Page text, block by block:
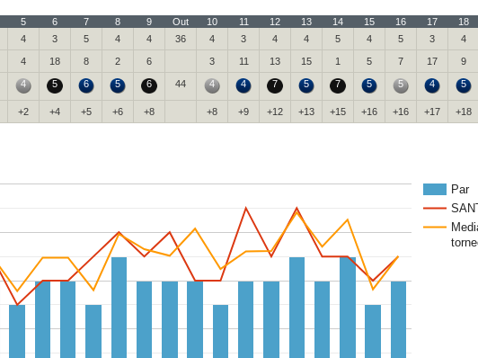
5 6 7 8 9 Out 10 11 12 13 14 15 16 17
18
4 3 5 4 4 36 4 3 4 4 5 4 5 3 4
4 18 8 2 6 3 11 13 15 1 5 7 17 9
4 5 6 5 6 44 4 4 7 5 7 5 5 4 5
+2 +4 +5 +6 +8 +8 +9 +12 +13 +15 +16 +16 +17 +18
Par